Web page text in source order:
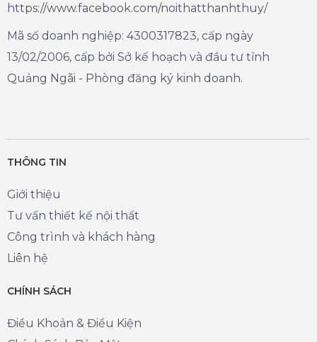
https://www.facebook.com/noithatthanhthuy/
Mã số doanh nghiệp: 4300317823, cấp ngày
13/02/2006, cấp bởi Sở kế hoạch và đầu tư tỉnh
Quảng Ngãi - Phòng đăng ký kinh doanh.
THÔNG TIN
Giới thiệu
Tư vấn thiết kế nội thất
Công trình và khách hàng
Liên hệ
CHÍNH SÁCH
Điều Khoản & Điều Kiện